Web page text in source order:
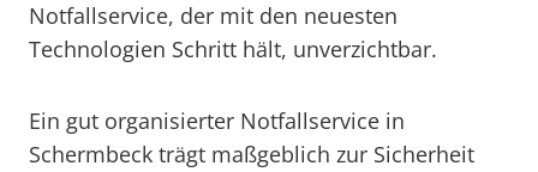
Notfallservice, der mit den neuesten
Technologien Schritt hält, unverzichtbar.
Ein gut organisierter Notfallservice in
Schermbeck trägt maßgeblich zur Sicherheit